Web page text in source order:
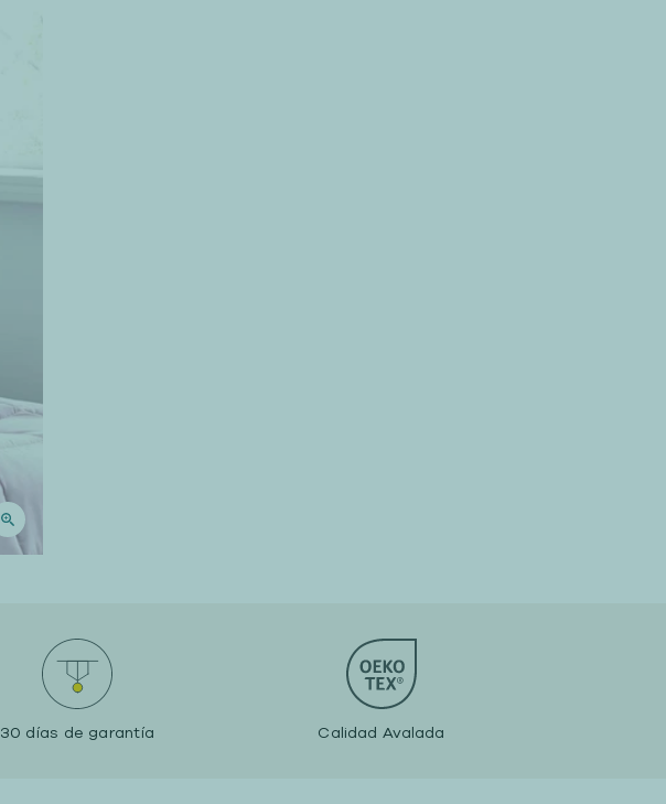
30 días de garantía Calidad Avalada